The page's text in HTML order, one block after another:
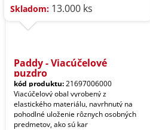
Skladom: 13.000 ks
Paddy - Viacúčelové
puzdro
kód produktu:21697006000
Viacúčelový obal vyrobený z
elastického materiálu, navrhnutý na
pohodlné uloženie rôznych osobných
predmetov, ako sú kar